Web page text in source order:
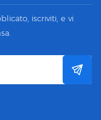
iscriviti, e vi